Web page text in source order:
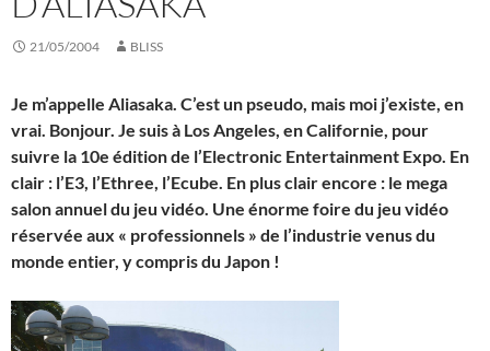
21/05/2004 BLISS
Je m’appelle Aliasaka. C’est un pseudo, mais moi j’existe, en
vrai. Bonjour. Je suis à Los Angeles, en Californie, pour
suivre la 10e édition de l’Electronic Entertainment Expo. En
clair : l’E3, l’Ethree, l’Ecube. En plus clair encore : le mega
salon annuel du jeu vidéo. Une énorme foire du jeu vidéo
réservée aux « professionnels » de l’industrie venus du
monde entier, y compris du Japon !